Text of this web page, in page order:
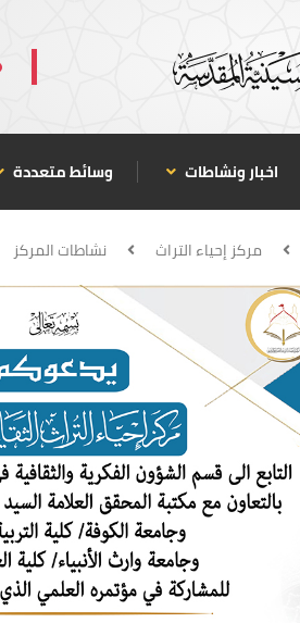
اخبار ونشاطات وسائط متعددة
مركز إحياء التراث نشاطات المركز